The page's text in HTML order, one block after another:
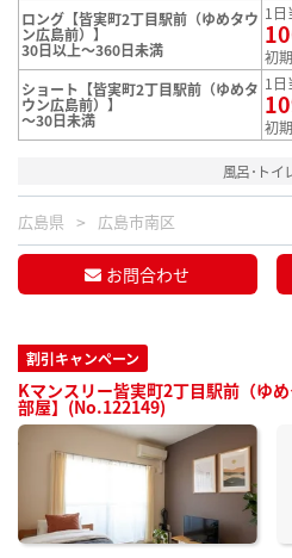
ロング【皆実町2丁目駅前（ゆめタウ
ン広島前）】
30日以上～360日未満
1日
初
ショート【皆実町2丁目駅前（ゆめタ
ウン広島前）】
～30日未満
1日
初
風呂･トイ
広島県 広島市南区
お問合わせ
割引キャンペーン
Kマンスリー皆実町2丁目駅前（ゆ
部屋】(No.122149)